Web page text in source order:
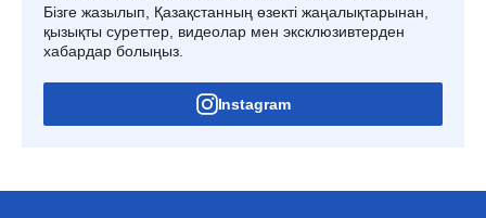
Бізге жазылып, Қазақстанның өзекті жаңалықтарынан,
қызықты суреттер, видеолар мен эксклюзивтерден
хабардар болыңыз.
Instagram